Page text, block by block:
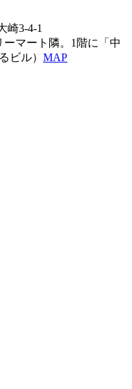
崎3-4-1
マート隣。1階に「中
ビル） MAP